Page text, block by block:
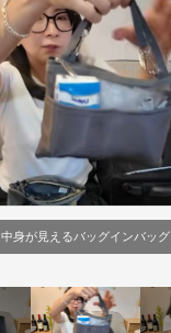
中身が見えるバッグインバッグ